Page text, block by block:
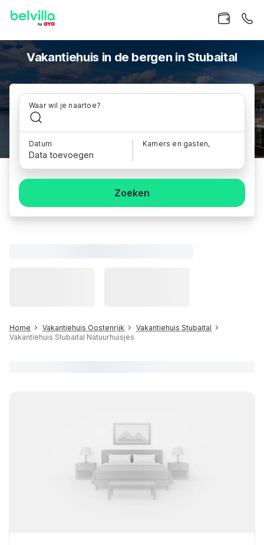
Vakantiehuis in de bergen in Stubaital
Waar wil je naartoe?
Datum
Data toevoegen
Kamers en gasten,
Zoeken
Home Vakantiehuis Oostenrijk
Vakantiehuis Stubaital
Vakantiehuis Stubaital Natuurhuisjes